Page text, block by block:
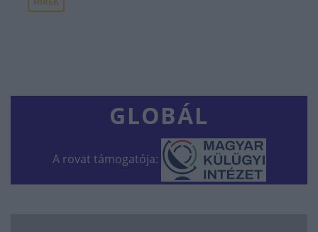
GLOBÁL
A rovat támogatója: